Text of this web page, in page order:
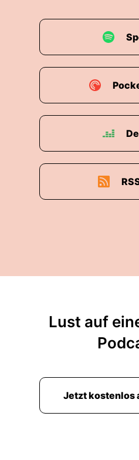
Lust auf
Jetzt kostenlos